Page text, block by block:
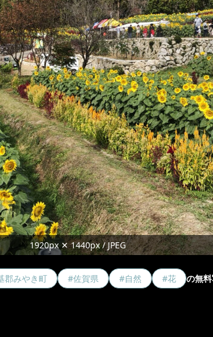
1920px ✕ 1440px / JPEG
郡みやき町 #佐賀県 #自然 #花 の無